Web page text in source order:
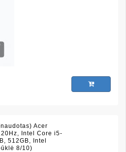
Acer
Intel Core i5-
512GB, Intel
8/10)